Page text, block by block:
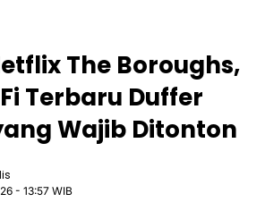
The Boroughs,
Terbaru Duffer
Wajib Ditonton
- 13:57 WIB